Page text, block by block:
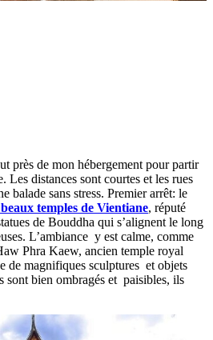
près de mon hébergement pour partir
Les distances sont courtes et les rues
balade sans stress. Premier arrêt: le
temples de Vientiane, réputé
de Bouddha qui s’alignent le long
L’ambiance y est calme, comme
Phra Kaew, ancien temple royal
de magnifiques sculptures et objets
sont bien ombragés et paisibles, ils